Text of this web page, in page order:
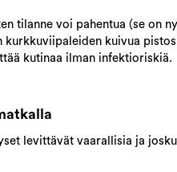
tilanne voi pahentua (se on
kurkkuviipaleiden kuivua
kutinaa ilman infektioriskiä.
levittävät vaarallisia ja